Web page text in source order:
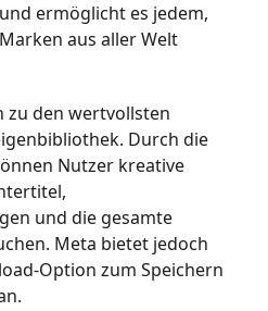
ermöglicht es jedem,
aus aller Welt
zu den wertvollsten
Durch die
Nutzer kreative
und die gesamte
Meta bietet jedoch
Option zum Speichern